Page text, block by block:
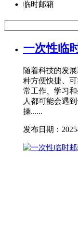
临时邮箱
一次性临
随着科技的发
种方便快捷、
常工作、学习
人都可能会遇
操......
发布日期：